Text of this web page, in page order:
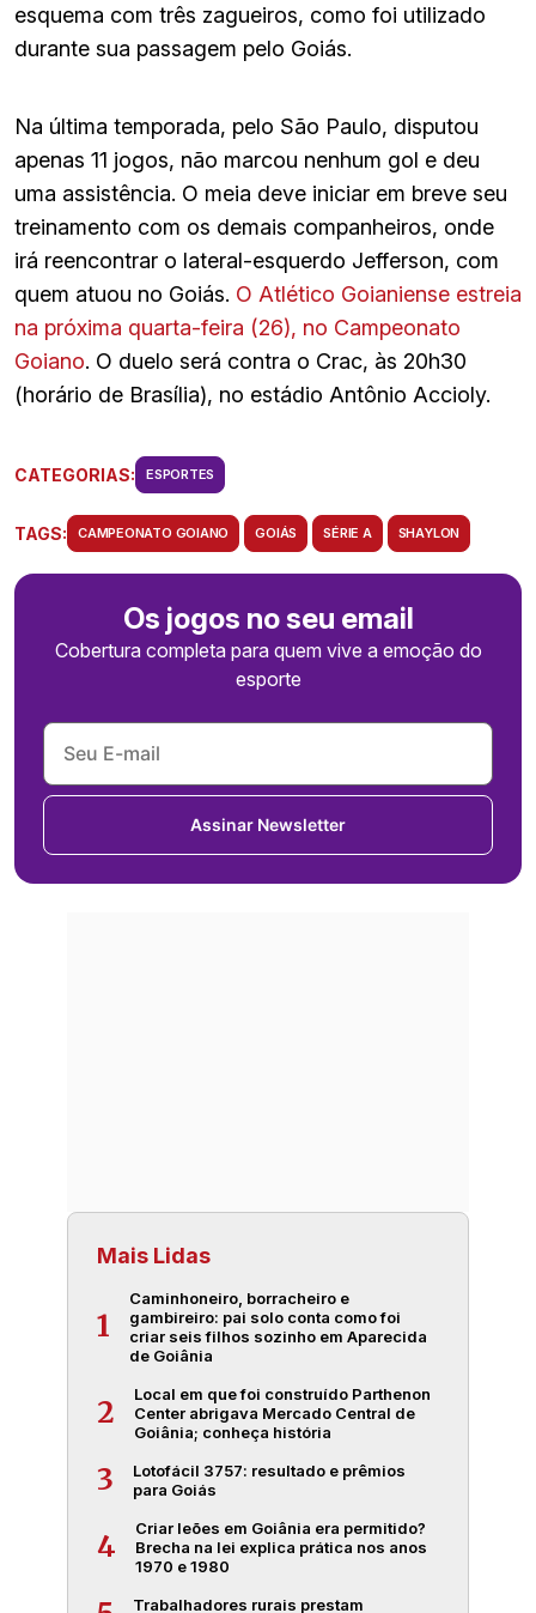
esquema com três zagueiros, como foi utilizado
durante sua passagem pelo Goiás.
Na última temporada, pelo São Paulo, disputou
apenas 11 jogos, não marcou nenhum gol e deu
uma assistência. O meia deve iniciar em breve seu
treinamento com os demais companheiros, onde
irá reencontrar o lateral-esquerdo Jefferson, com
quem atuou no Goiás. O Atlético Goianiense estreia
na próxima quarta-feira (26), no Campeonato
Goiano. O duelo será contra o Crac, às 20h30
(horário de Brasília), no estádio Antônio Accioly.
CATEGORIAS: ESPORTES
TAGS: CAMPEONATO GOIANO GOIÁS SÉRIE A SHAYLON
Os jogos no seu email
Cobertura completa para quem vive a emoção do
esporte
Assinar Newsletter
Mais Lidas
1
Caminhoneiro, borracheiro e
gambireiro: pai solo conta como foi
criar seis filhos sozinho em Aparecida
de Goiânia
2
Local em que foi construído Parthenon
Center abrigava Mercado Central de
Goiânia; conheça história
3
Lotofácil 3757: resultado e prêmios
para Goiás
4
Criar leões em Goiânia era permitido?
Brecha na lei explica prática nos anos
1970 e 1980
Trabalhadores rurais prestam